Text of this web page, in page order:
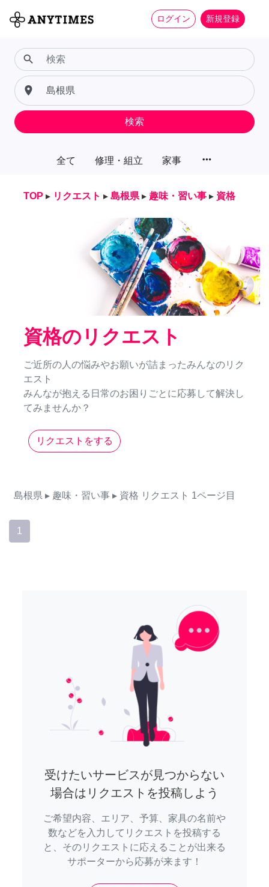
ログイン 新規登録
全て 修理・組立 家事 more_horiz
search
place
検索
TOP ▸ リクエスト ▸ 島根県 ▸ 趣味・習い事 ▸ 資格
資格のリクエスト
ご近所の人の悩みやお願いが詰まったみんなのリク
エスト
みんなが抱える日常のお困りごとに応募して解決し
てみませんか？
リクエストをする
島根県 ▸ 趣味・習い事 ▸ 資格 リクエスト 1ページ目
1
受けたいサービスが見つからない
場合はリクエストを投稿しよう
ご希望内容、エリア、予算、家具の名前や
数などを入力してリクエストを投稿する
と、そのリクエストに応えることが出来る
サポーターから応募が来ます！